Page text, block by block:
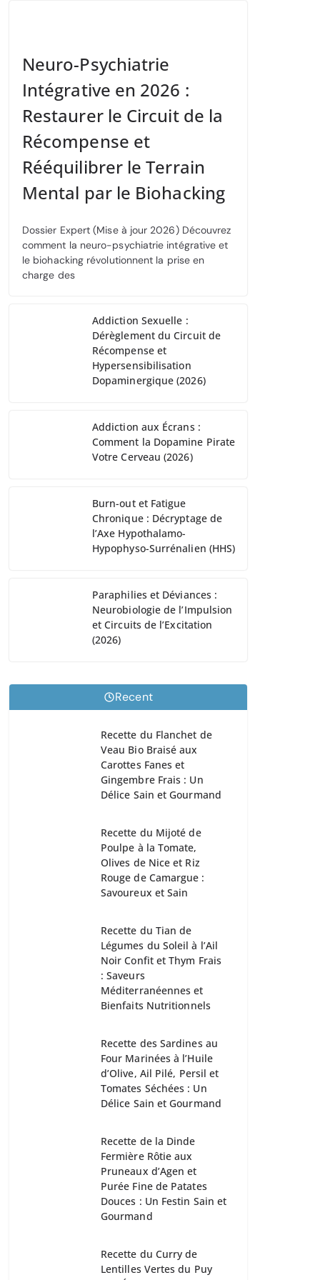
Neuro-Psychiatrie
Intégrative en 2026 :
Restaurer le Circuit de la
Récompense et
Rééquilibrer le Terrain
Mental par le Biohacking
Dossier Expert (Mise à jour 2026) Découvrez
comment la neuro-psychiatrie intégrative et
le biohacking révolutionnent la prise en
charge des
Addiction Sexuelle :
Dérèglement du Circuit de
Récompense et
Hypersensibilisation
Dopaminergique (2026)
Addiction aux Écrans :
Comment la Dopamine Pirate
Votre Cerveau (2026)
Burn-out et Fatigue
Chronique : Décryptage de
l’Axe Hypothalamo-
Hypophyso-Surrénalien (HHS)
Paraphilies et Déviances :
Neurobiologie de l’Impulsion
et Circuits de l’Excitation
(2026)
Recent
Recette du Flanchet de
Veau Bio Braisé aux
Carottes Fanes et
Gingembre Frais : Un
Délice Sain et Gourmand
Recette du Mijoté de
Poulpe à la Tomate,
Olives de Nice et Riz
Rouge de Camargue :
Savoureux et Sain
Recette du Tian de
Légumes du Soleil à l’Ail
Noir Confit et Thym Frais
: Saveurs
Méditerranéennes et
Bienfaits Nutritionnels
Recette des Sardines au
Four Marinées à l’Huile
d’Olive, Ail Pilé, Persil et
Tomates Séchées : Un
Délice Sain et Gourmand
Recette de la Dinde
Fermière Rôtie aux
Pruneaux d’Agen et
Purée Fine de Patates
Douces : Un Festin Sain et
Gourmand
Recette du Curry de
Lentilles Vertes du Puy